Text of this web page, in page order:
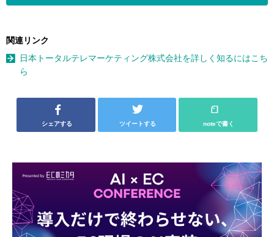
関連リンク
日本トータルテレマーケティング株式会社を詳しく知るにはこち
ら
シェアする ツイートする noteで書く